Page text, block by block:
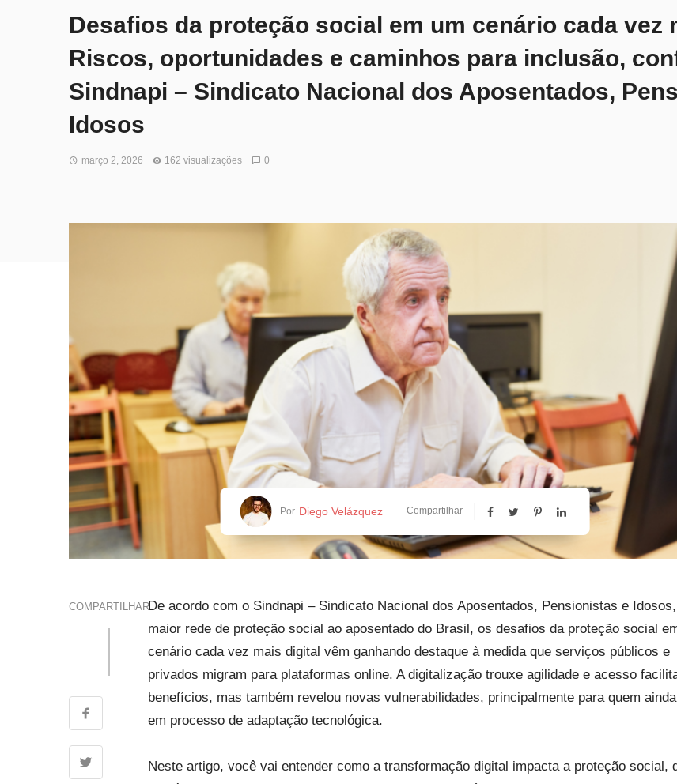
Desafios da proteção social em um cenário cada vez
Riscos, oportunidades e caminhos para inclusão,
Sindnapi – Sindicato Nacional dos Aposentados,
Idosos
março 2, 2026 162 visualizações 0
Por Diego Velázquez Compartilhar
COMPARTILHARDe acordo com o Sindnapi – Sindicato Nacional dos Aposentados, Pensionistas e Idosos,
maior rede de proteção social ao aposentado do Brasil, os desafios da proteção social
cenário cada vez mais digital vêm ganhando destaque à medida que serviços públicos e
privados migram para plataformas online. A digitalização trouxe agilidade e acesso
benefícios, mas também revelou novas vulnerabilidades, principalmente para quem
em processo de adaptação tecnológica.
Neste artigo, você vai entender como a transformação digital impacta a proteção social,